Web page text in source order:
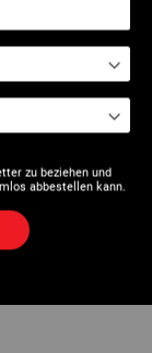
zu beziehen und
abbestellen kann.